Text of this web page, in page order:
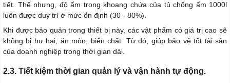
tiết. Thế nhưng, độ ẩm trong khoang chứa của tủ chống ẩm 1000l
luôn được duy trì ở mức ổn định (30 - 80%).
Khi được bảo quản trong thiết bị này, các vật phẩm có giá trị cao sẽ
không bị hư hại, ăn mòn, biến chất. Từ đó, giúp bảo vệ tốt tài sản
của doanh nghiệp trong thời gian dài.
2.3. Tiết kiệm thời gian quản lý và vận hành tự động.